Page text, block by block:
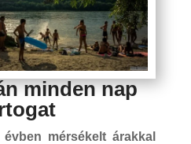
minden nap
mérsékelt árakkal